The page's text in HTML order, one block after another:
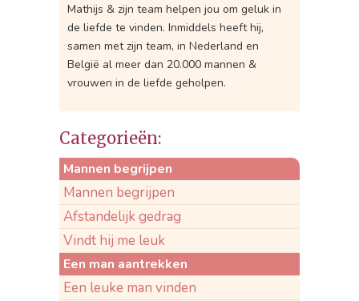
Mathijs & zijn team helpen jou om geluk in
de liefde te vinden. Inmiddels heeft hij,
samen met zijn team, in Nederland en
België al meer dan 20.000 mannen &
vrouwen in de liefde geholpen.
Categorieën:
Mannen begrijpen
Mannen begrijpen
Afstandelijk gedrag
Vindt hij me leuk
Een man aantrekken
Een leuke man vinden